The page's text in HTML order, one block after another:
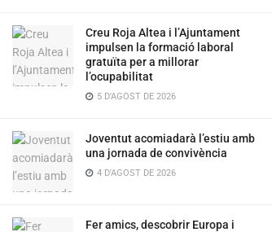
Creu Roja Altea i l’Ajuntament
impulsen la formació laboral
gratuïta per a millorar
l’ocupabilitat
5 D'AGOST DE 2026
Joventut acomiadarà l’estiu amb
una jornada de convivència
4 D'AGOST DE 2026
Fer amics, descobrir Europa i